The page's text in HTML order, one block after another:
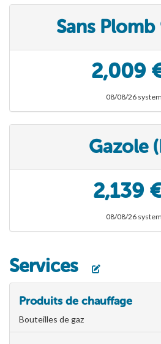
Sans Plomb
2,009
08/08/26
Gazole
2,139
08/08/26
Services
Produits de chauffage
Bouteilles de gaz